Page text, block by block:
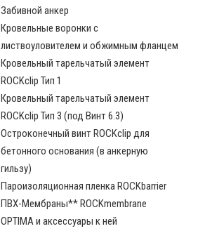
Забивной анкер
Кровельные воронки с
листвоуловителем и обжимным фланцем
Кровельный тарельчатый элемент
ROCKclip Тип 1
Кровельный тарельчатый элемент
ROCKclip Тип 3 (под Винт 6.3)
Остроконечный винт ROCKclip для
бетонного основания (в анкерную
гильзу)
Пароизоляционная пленка ROCKbarrier
ПВХ-Мембраны** ROCKmembrane
OPTIMA и аксессуары к ней